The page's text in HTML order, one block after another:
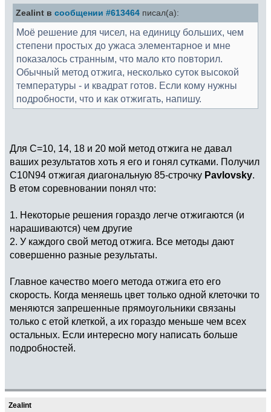
Zealint в сообщении #613464 писал(а):
Моё решение для чисел, на единицу больших, чем
степени простых до ужаса элементарное и мне
показалось странным, что мало кто повторил.
Обычный метод отжига, несколько суток высокой
температуры - и квадрат готов. Если кому нужны
подробности, что и как отжигать, напишу.
Для C=10, 14, 18 и 20 мой метод отжига не давал
ваших результатов хоть я его и гонял сутками. Получил
C10N94 отжигая диагональную 85-строчку Pavlovsky.
В етом соревновании понял что:
1. Некоторые решения гораздо легче отжигаются (и
нарашиваются) чем другие
2. У каждого свой метод отжига. Все методы дают
совершенно разные результаты.
Главное качество моего метода отжига ето его
скорость. Когда меняешь цвет только одной клеточки то
меняются запрешенные прямоугольники связаны
только с етой клеткой, а их гораздо меньше чем всех
остальных. Если интересно могу написать больше
подробностей.
Zealint